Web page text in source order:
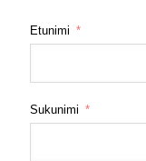
Etunimi
Sukunimi